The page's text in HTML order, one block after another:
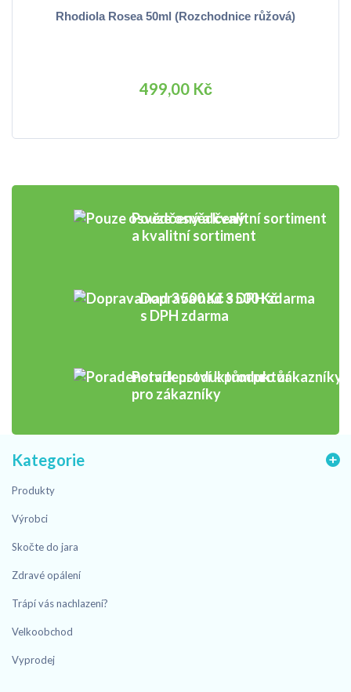
Rhodiola Rosea 50ml (Rozchodnice růžová)
499,00 Kč
Pouze osvědčený
a kvalitní sortiment
Doprava nad 3 500 Kč
s DPH zdarma
Poradenství k produktům
pro zákazníky
Kategorie
Produkty
Výrobci
Skočte do jara
Zdravé opálení
Trápí vás nachlazení?
Velkoobchod
Vyprodej